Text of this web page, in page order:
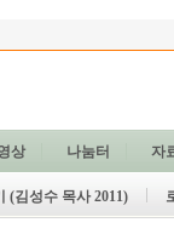
상 나눔터 자
(김성수 목사 2011)